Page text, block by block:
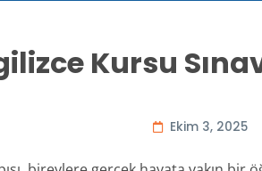
Kursu
Ekim 3, 2025